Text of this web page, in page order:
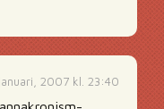
2007 kl. 23:40